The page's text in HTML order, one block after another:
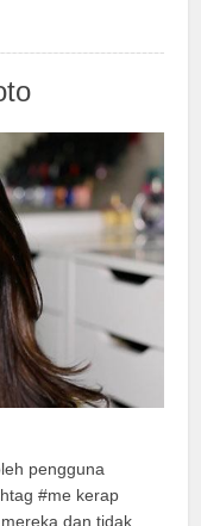
pengguna
#me kerap
dan tidak